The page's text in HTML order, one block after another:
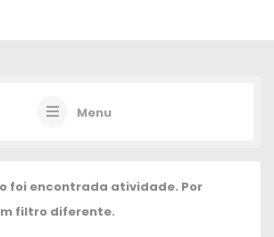
Menu
foi encontrada atividade. Por
filtro diferente.